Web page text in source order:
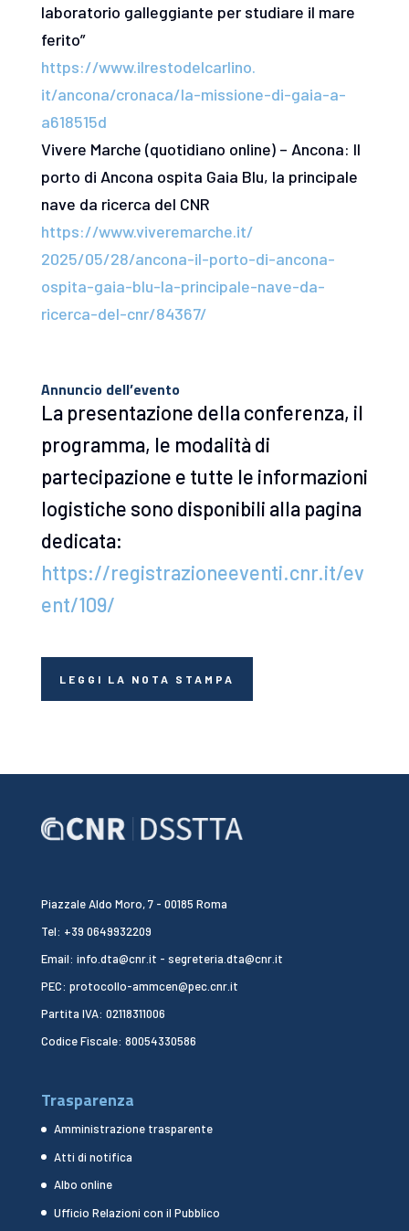
laboratorio galleggiante per studiare il mare
ferito”
https://www.ilrestodelcarlino.
it/ancona/cronaca/la-missione-di-gaia-a-
a618515d
Vivere Marche (quotidiano online) – Ancona: Il
porto di Ancona ospita Gaia Blu, la principale
nave da ricerca del CNR
https://www.viveremarche.it/
2025/05/28/ancona-il-porto-di-ancona-
ospita-gaia-blu-la-principale-nave-da-
ricerca-del-cnr/84367/
Annuncio dell’evento
La presentazione della conferenza, il
programma, le modalità di
partecipazione e tutte le informazioni
logistiche sono disponibili alla pagina
dedicata:
https://registrazioneeventi.cnr.it/ev
ent/109/
LEGGI LA NOTA STAMPA
Piazzale Aldo Moro, 7 - 00185 Roma
Tel: +39 0649932209
Email: info.dta@cnr.it - segreteria.dta@cnr.it
PEC: protocollo-ammcen@pec.cnr.it
Partita IVA: 02118311006
Codice Fiscale: 80054330586
Trasparenza
Amministrazione trasparente
Atti di notifica
Albo online
Ufficio Relazioni con il Pubblico